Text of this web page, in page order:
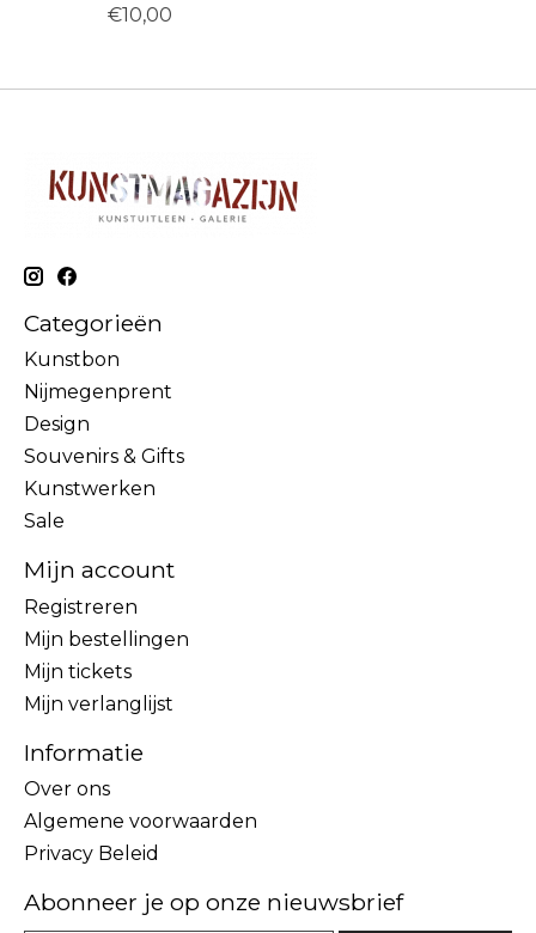
€10,00
Categorieën
Kunstbon
Nijmegenprent
Design
Souvenirs & Gifts
Kunstwerken
Sale
Mijn account
Registreren
Mijn bestellingen
Mijn tickets
Mijn verlanglijst
Informatie
Over ons
Algemene voorwaarden
Privacy Beleid
Abonneer je op onze nieuwsbrief